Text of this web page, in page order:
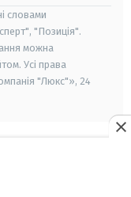
словами
"Позиція".
можна
Усі права
"Люкс"», 24